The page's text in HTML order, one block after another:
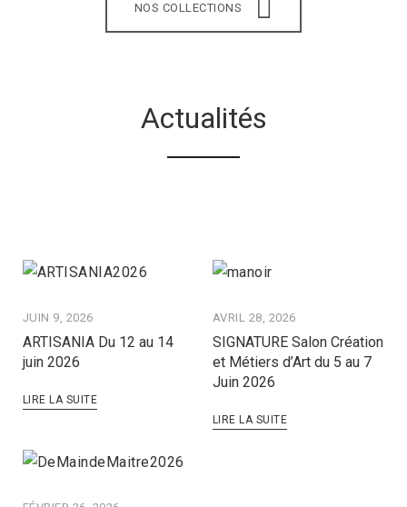
NOS COLLECTIONS
Actualités
JUIN 9, 2026
ARTISANIA Du 12 au 14
juin 2026
LIRE LA SUITE
AVRIL 28, 2026
SIGNATURE Salon Création
et Métiers d’Art du 5 au 7
Juin 2026
LIRE LA SUITE